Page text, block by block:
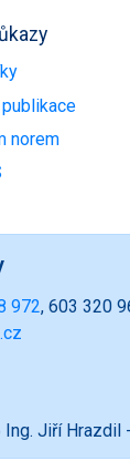
norem
972, 603 320
Jiří Hrazdil